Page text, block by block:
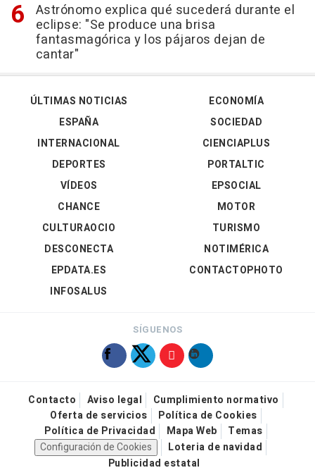
Astrónomo explica qué sucederá durante el
eclipse: "Se produce una brisa
fantasmagórica y los pájaros dejan de
cantar"
ÚLTIMAS NOTICIAS
ESPAÑA
INTERNACIONAL
DEPORTES
VÍDEOS
ECONOMÍA
SOCIEDAD
CIENCIAPLUS
PORTALTIC
EPSOCIAL
CHANCE
CULTURAOCIO
DESCONECTA
EPDATA.ES
INFOSALUS
MOTOR
TURISMO
NOTIMÉRICA
CONTACTOPHOTO
SÍGUENOS
Contacto Aviso legal
Cumplimiento normativo
Oferta de servicios
Política de Cookies
Política de Privacidad
Mapa Web
Temas
Configuración de Cookies
Loteria de navidad
Publicidad estatal